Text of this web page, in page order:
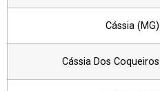
Cássia (MG)
Cássia Dos Coqueiros